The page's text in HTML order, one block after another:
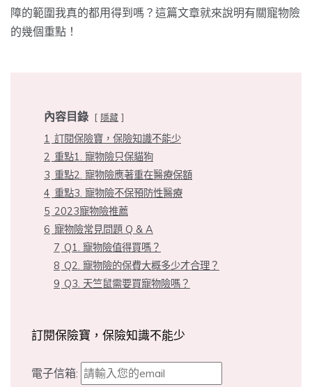
障的範圍我真的都用得到嗎？這篇文章就來說明有關寵物險
的幾個重點！
內容目錄 隱藏
1 訂閱保險寶，保險知識不能少
2 重點1. 寵物險只保貓狗
3 重點2. 寵物險應著重在醫療保額
4 重點3. 寵物險不保預防性醫療
5 2023寵物險推薦
6 寵物險常見問題 Q & A
7 Q1. 寵物險值得買嗎？
8 Q2. 寵物險的保費大概多少才合理？
9 Q3. 天竺鼠需要買寵物險嗎？
訂閱保險寶，保險知識不能少
電子信箱: